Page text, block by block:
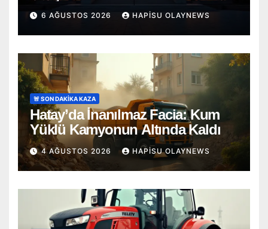
6 AĞUSTOS 2026 HAPISU OLAYNEWS
🚨 SON DAKİKA KAZA
Hatay’da İnanılmaz Facia: Kum
Yüklü Kamyonun Altında Kaldı
4 AĞUSTOS 2026 HAPISU OLAYNEWS